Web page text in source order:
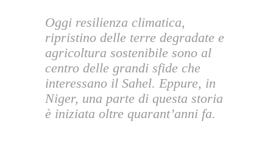
Oggi resilienza climatica,
ripristino delle terre degradate e
agricoltura sostenibile sono al
centro delle grandi sfide che
interessano il Sahel. Eppure, in
Niger, una parte di questa storia
è iniziata oltre quarant’anni fa.